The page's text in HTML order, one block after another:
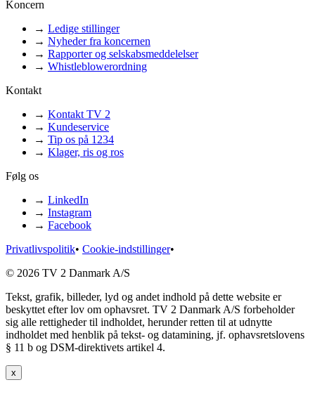
Koncern
→ Ledige stillinger
→ Nyheder fra koncernen
→ Rapporter og selskabsmeddelelser
→ Whistleblowerordning
Kontakt
→ Kontakt TV 2
→ Kundeservice
→ Tip os på 1234
→ Klager, ris og ros
Følg os
→ LinkedIn
→ Instagram
→ Facebook
Privatlivspolitik• Cookie-indstillinger•
© 2026 TV 2 Danmark A/S
Tekst, grafik, billeder, lyd og andet indhold på dette website er
beskyttet efter lov om ophavsret. TV 2 Danmark A/S forbeholder
sig alle rettigheder til indholdet, herunder retten til at udnytte
indholdet med henblik på tekst- og datamining, jf. ophavsretslovens
§ 11 b og DSM-direktivets artikel 4.
x